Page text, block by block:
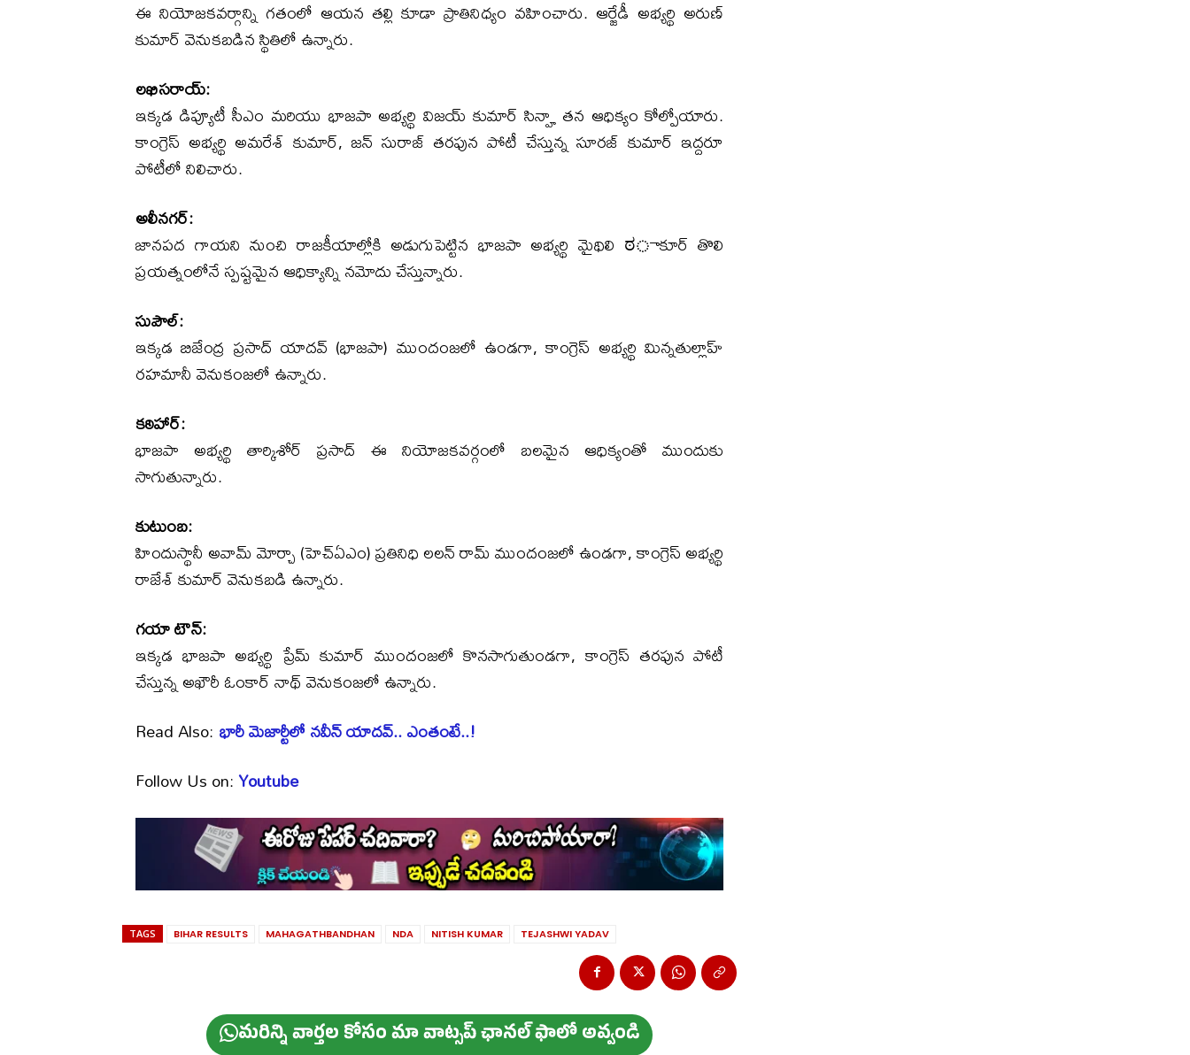
ఈ నియోజకవర్గాన్ని గతంలో ఆయన తల్లి కూడా ప్రాతినిధ్యం వహించారు. ఆర్జేడీ అభ్యర్థి అరుణ్
కుమార్ వెనుకబడిన స్థితిలో ఉన్నారు.
లఖిసరాయ్:
ఇక్కడ డిప్యూటీ సీఎం మరియు భాజపా అభ్యర్థి విజయ్ కుమార్ సిన్హా తన ఆధిక్యం కోల్పోయారు.
కాంగ్రెస్ అభ్యర్థి అమరేశ్ కుమార్, జన్ సురాజ్ తరఫున పోటీ చేస్తున్న సూరజ్ కుమార్ ఇద్దరూ
పోటీలో నిలిచారు.
అలీనగర్:
జానపద గాయని నుంచి రాజకీయాల్లోకి అడుగుపెట్టిన భాజపా అభ్యర్థి మైథిలి ಠాకూర్ తొలి
ప్రయత్నంలోనే స్పష్టమైన ఆధిక్యాన్ని నమోదు చేస్తున్నారు.
సుపౌల్:
ఇక్కడ బిజేంద్ర ప్రసాద్ యాదవ్ (భాజపా) ముందంజలో ఉండగా, కాంగ్రెస్ అభ్యర్థి మిన్నతుల్లాహ్
రహమానీ వెనుకంజలో ఉన్నారు.
కఠిహార్:
భాజపా అభ్యర్థి తార్కిశోర్ ప్రసాద్ ఈ నియోజకవర్గంలో బలమైన ఆధిక్యంతో ముందుకు
సాగుతున్నారు.
కుటుంబ:
హిందుస్థానీ అవామ్ మోర్చా (హెచ్‌ఏఎం) ప్రతినిధి లలన్ రామ్ ముందంజలో ఉండగా, కాంగ్రెస్ అభ్యర్థి
రాజేశ్ కుమార్ వెనుకబడి ఉన్నారు.
గయా టౌన్:
ఇక్కడ భాజపా అభ్యర్థి ప్రేమ్ కుమార్ ముందంజలో కొనసాగుతుండగా, కాంగ్రెస్ తరఫున పోటీ
చేస్తున్న అఖౌరీ ఓంకార్ నాథ్ వెనుకంజలో ఉన్నారు.
Read Also: భారీ మెజార్టీలో నవీన్ యాదవ్.. ఎంతంటే..!
Follow Us on:Youtube
TAGS BIHAR RESULTS MAHAGATHBANDHAN NDA NITISH KUMAR TEJASHWI YADAV
మ‌రిన్ని వార్త‌ల కోసం మా వాట్స‌ప్ ఛాన‌ల్ ఫాలో అవ్వండి